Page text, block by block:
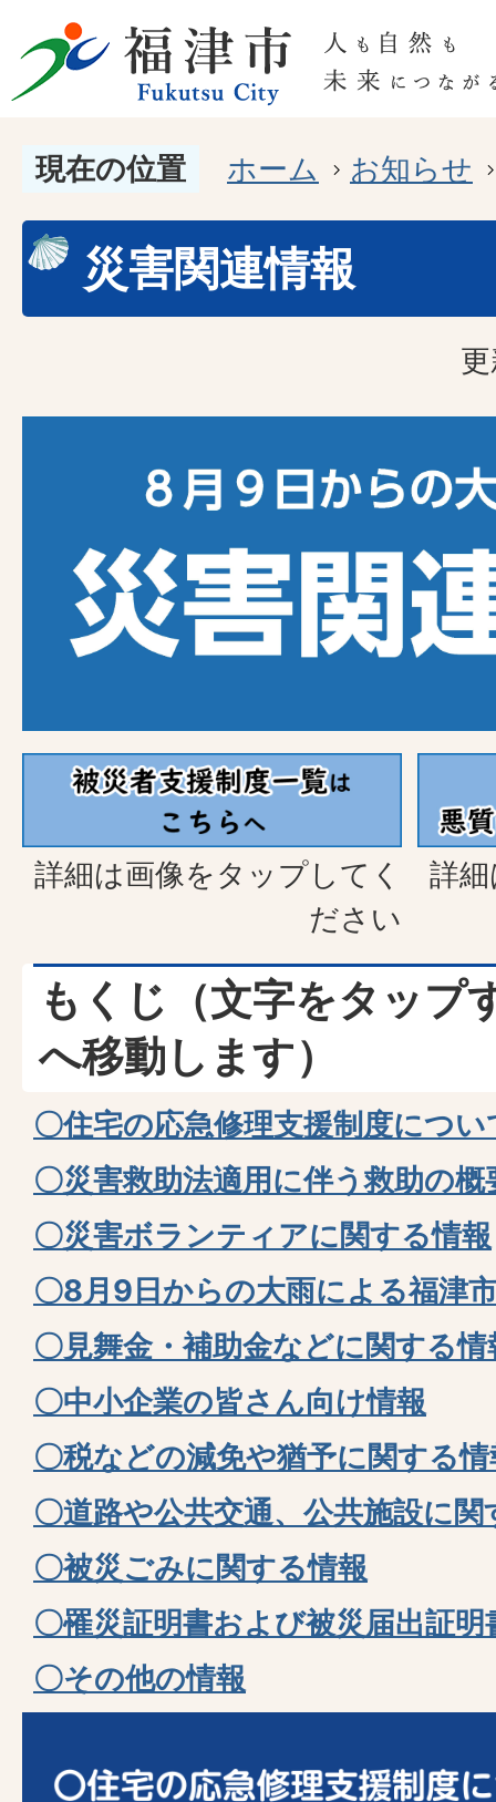
現在の位置 ホーム お知らせ
災害関連情報
詳細は画像をタップしてく
ださい
詳
もくじ（文字をタップ
へ移動します）
〇住宅の応急修理支援制度につい
〇災害救助法適用に伴う救助の
〇災害ボランティアに関する情報
〇8月9日からの大雨による福津
〇見舞金・補助金などに関する情
〇中小企業の皆さん向け情報
〇税などの減免や猶予に関する情
〇道路や公共交通、公共施設に関
〇被災ごみに関する情報
〇罹災証明書および被災届出証
〇その他の情報